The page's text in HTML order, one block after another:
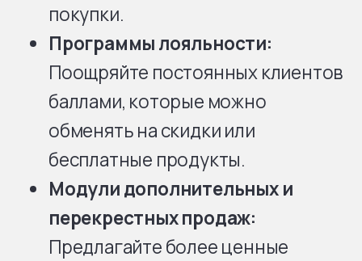
покупки.
Программы лояльности:
Поощряйте постоянных клиентов
баллами, которые можно
обменять на скидки или
бесплатные продукты.
Модули дополнительных и
перекрестных продаж:
Предлагайте более ценные